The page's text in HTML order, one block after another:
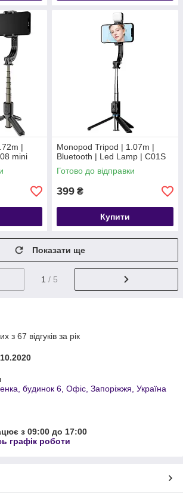
|
mini
Monopod Tripod | 1.07m |
Bluetooth | Led Lamp | C01S
Готово до відправки
399 ₴
Купити
Показати ще
1 / 5
з 67 відгуків за рік
будинок 6, Офіс, Запоріжжя, Україна
з 09:00 до 17:00
графік роботи